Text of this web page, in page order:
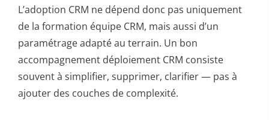
L’adoption CRM ne dépend donc pas uniquement
de la formation équipe CRM, mais aussi d’un
paramétrage adapté au terrain. Un bon
accompagnement déploiement CRM consiste
souvent à simplifier, supprimer, clarifier — pas à
ajouter des couches de complexité.